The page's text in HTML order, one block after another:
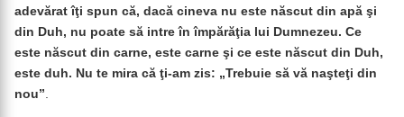
adevărat îţi spun că, dacă cineva nu este născut din apă şi
din Duh, nu poate să intre în împărăţia lui Dumnezeu. Ce
este născut din carne, este carne şi ce este născut din Duh,
este duh. Nu te mira că ţi-am zis: „Trebuie să vă naşteţi din
nou”